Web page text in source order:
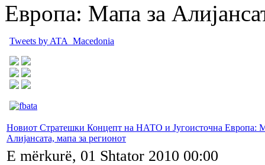
Европа: Мапа за
Tweets by ATA_Macedonia
Новиот Стратешки Концепт на НАТО и Југоисточна Европа:
Алијансата, мапа за регионот
E mërkurë, 01 Shtator 2010 00:00